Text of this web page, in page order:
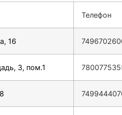
Телефон
16
3, пом.1